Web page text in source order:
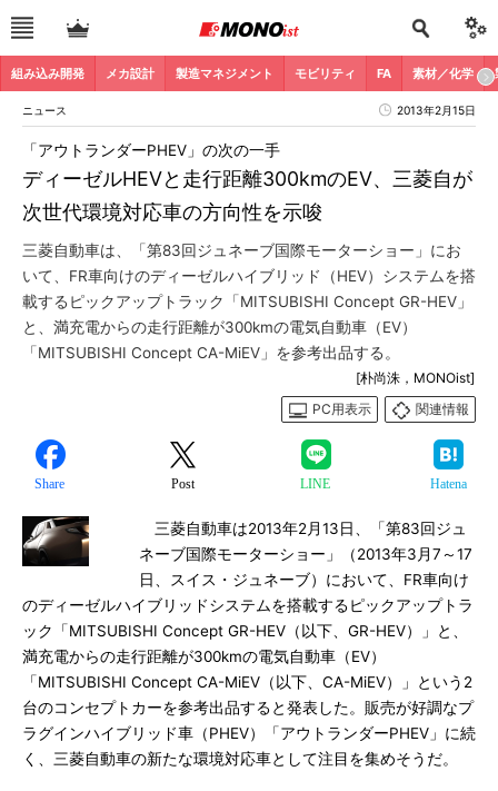
組み込み開発 メカ設計 製造マネジメント モビリティ FA 素材／化学
ニュース 2013年2月15日
ディーゼルHEVと走行距離300kmのEV、三菱自が
次世代環境対応車の方向性を示唆
「アウトランダーPHEV」の次の一手
三菱自動車は、「第83回ジュネーブ国際モーターショー」にお
いて、FR車向けのディーゼルハイブリッド（HEV）システムを搭
載するピックアップトラック「MITSUBISHI Concept GR-HEV」
と、満充電からの走行距離が300kmの電気自動車（EV）
「MITSUBISHI Concept CA-MiEV」を参考出品する。
[朴尚洙，MONOist]
PC用表示
関連情報
Share Post LINE Hatena
三菱自動車は2013年2月13日、「第83回ジュ
ネーブ国際モーターショー」（2013年3月7～17
日、スイス・ジュネーブ）において、FR車向け
のディーゼルハイブリッドシステムを搭載するピックアップトラ
ック「MITSUBISHI Concept GR-HEV（以下、GR-HEV）」と、
満充電からの走行距離が300kmの電気自動車（EV）
「MITSUBISHI Concept CA-MiEV（以下、CA-MiEV）」という2
台のコンセプトカーを参考出品すると発表した。販売が好調なプ
ラグインハイブリッド車（PHEV）「アウトランダーPHEV」に続
く、三菱自動車の新たな環境対応車として注目を集めそうだ。